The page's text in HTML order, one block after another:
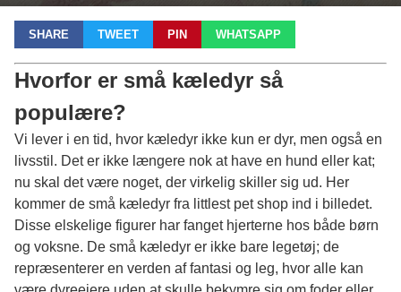
SHARE TWEET PIN WHATSAPP
Hvorfor er små kæledyr så
populære?
Vi lever i en tid, hvor kæledyr ikke kun er dyr, men også en
livsstil. Det er ikke længere nok at have en hund eller kat;
nu skal det være noget, der virkelig skiller sig ud. Her
kommer de små kæledyr fra littlest pet shop ind i billedet.
Disse elskelige figurer har fanget hjerterne hos både børn
og voksne. De små kæledyr er ikke bare legetøj; de
repræsenterer en verden af fantasi og leg, hvor alle kan